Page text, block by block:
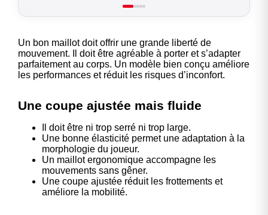
Un bon maillot doit offrir une grande liberté de
mouvement. Il doit être agréable à porter et s’adapter
parfaitement au corps. Un modèle bien conçu améliore
les performances et réduit les risques d’inconfort.
Une coupe ajustée mais fluide
Il doit être ni trop serré ni trop large.
Une bonne élasticité permet une adaptation à la
morphologie du joueur.
Un maillot ergonomique accompagne les
mouvements sans gêner.
Une coupe ajustée réduit les frottements et
améliore la mobilité.